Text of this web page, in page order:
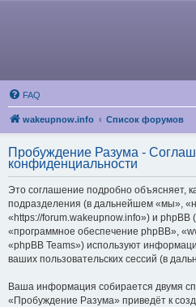
FAQ
wakeupnow.info Список форумов
Пробуждение Разума -
конфиденциальности
Это соглашение подробно объясняет,
подразделения (в дальнейшем «мы»,
«https://forum.wakeupnow.info») и
«программное обеспечение phpBB»,
«phpBB Teams») используют
ваших пользовательских сессий (в
Ваша информация собирается двумя
«Пробуждение Разума» приведёт к